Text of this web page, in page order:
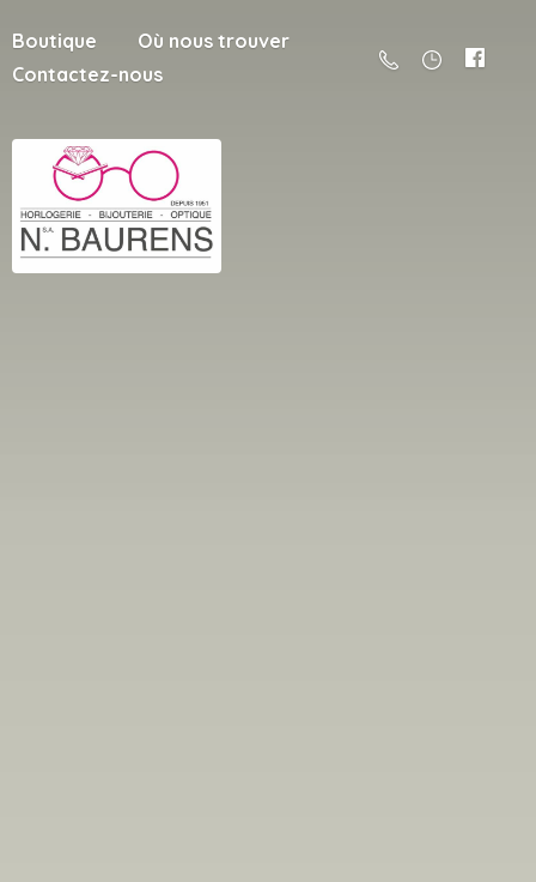
Boutique
Où nous trouver
Contactez-nous